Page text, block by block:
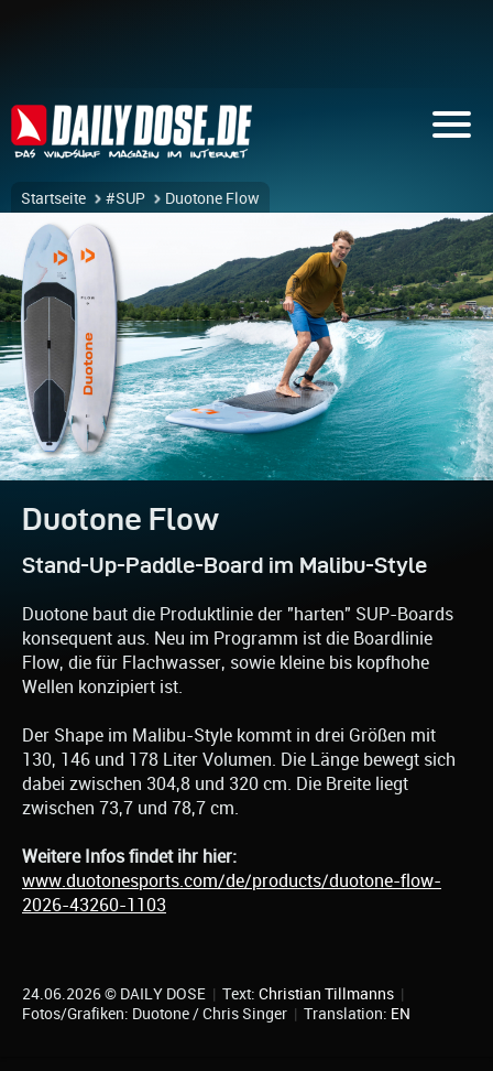
Startseite #SUP Duotone Flow
Duotone Flow
Stand-Up-Paddle-Board im Malibu-Style
Duotone baut die Produktlinie der "harten" SUP-Boards
konsequent aus. Neu im Programm ist die Boardlinie
Flow, die für Flachwasser, sowie kleine bis kopfhohe
Wellen konzipiert ist.
Der Shape im Malibu-Style kommt in drei Größen mit
130, 146 und 178 Liter Volumen. Die Länge bewegt sich
dabei zwischen 304,8 und 320 cm. Die Breite liegt
zwischen 73,7 und 78,7 cm.
Weitere Infos findet ihr hier:
www.duotonesports.com/de/products/duotone-flow-
2026-43260-1103
24.06.2026 © DAILY DOSE | Text: Christian Tillmanns |
Fotos/Grafiken: Duotone / Chris Singer | Translation: EN